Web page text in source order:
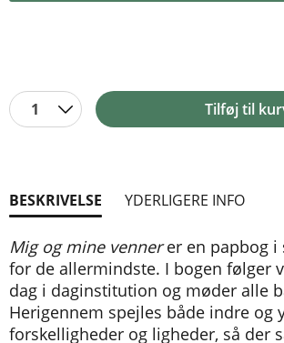
1 Tilføj til
BESKRIVELSE YDERLIGERE INFO
Mig og mine vennerer en papbog
for de allermindste. I bogen følger
dag i daginstitution og møder alle
Herigennem spejles både indre og
forskelligheder og ligheder, så der